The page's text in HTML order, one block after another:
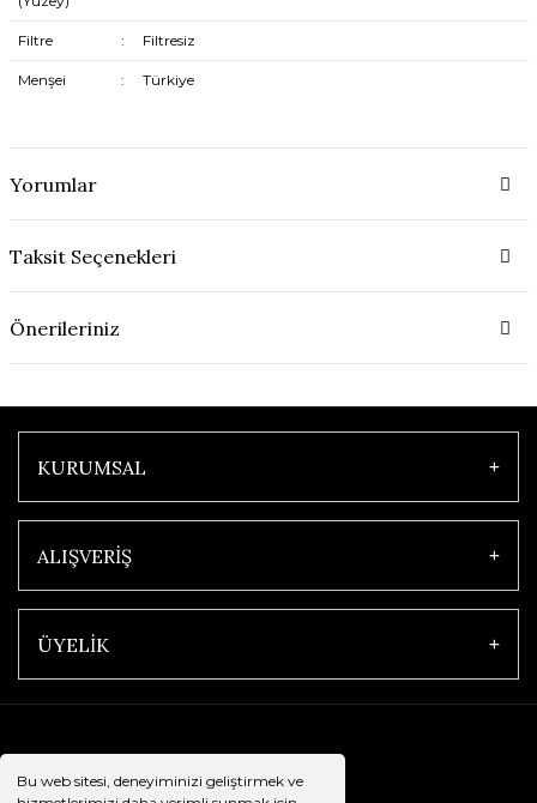
Bu web sitesi, deneyiminizi geliştirmek ve
Filtre : Filtresiz
Menşei : Türkiye
Yorumlar
Taksit Seçenekleri
Önerileriniz
KURUMSAL
ALIŞVERİŞ
ÜYELİK